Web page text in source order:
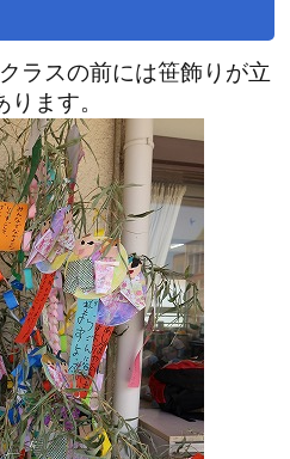
ラスの前には笹飾りが立
ります。